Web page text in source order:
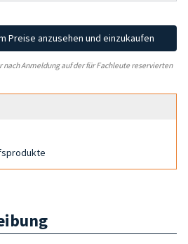
Preise anzusehen und einzukaufen
nach Anmeldung auf der für Fachleute reservierten